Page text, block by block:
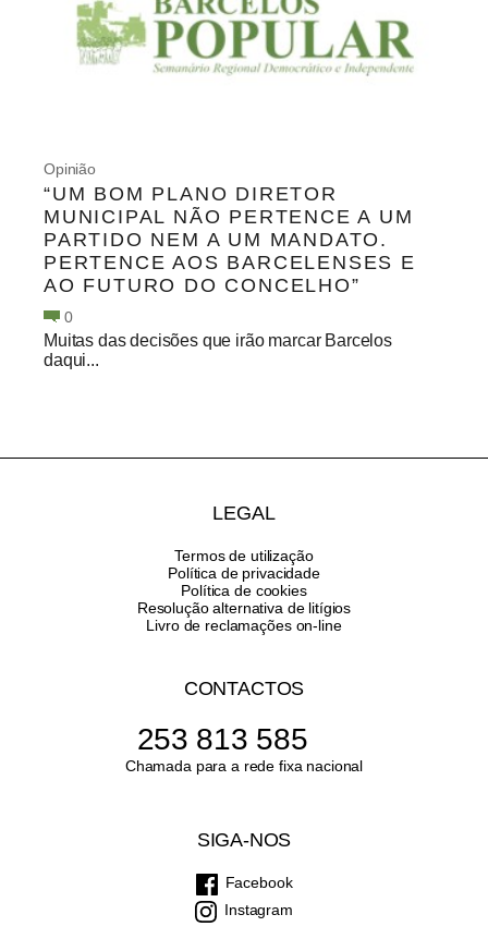
Opinião
“UM BOM PLANO DIRETOR
MUNICIPAL NÃO PERTENCE A UM
PARTIDO NEM A UM MANDATO.
PERTENCE AOS BARCELENSES E
AO FUTURO DO CONCELHO”
0
Muitas das decisões que irão marcar Barcelos
daqui...
LEGAL
Termos de utilização
Política de privacidade
Política de cookies
Resolução alternativa de litígios
Livro de reclamações on-line
CONTACTOS
253 813 585
Chamada para a rede fixa nacional
SIGA-NOS
Facebook
Instagram